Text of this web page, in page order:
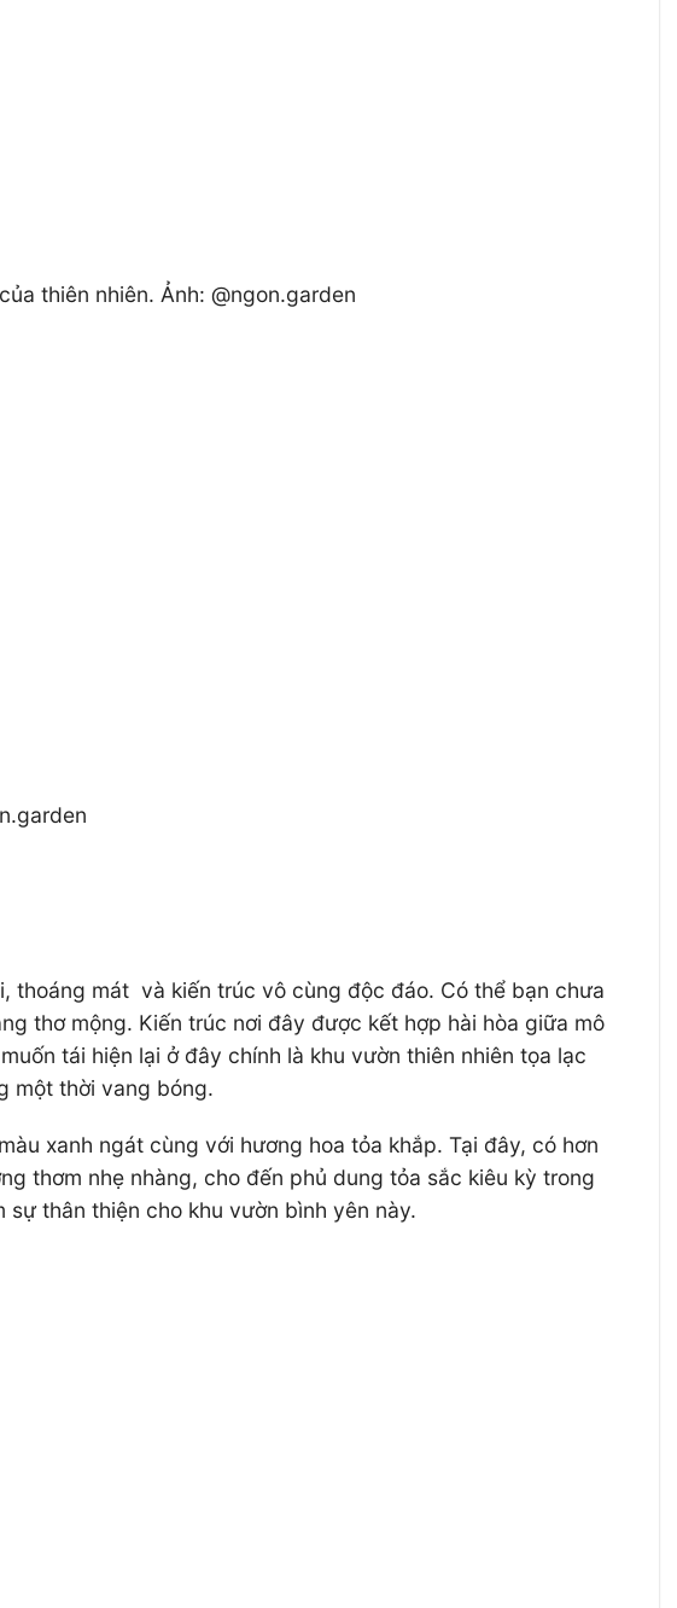
thiên nhiên. Ảnh: @ngon.garden
thoáng mát và kiến trúc vô cùng độc đáo. Có thể bạn chưa
thơ mộng. Kiến trúc nơi đây được kết hợp hài hòa giữa mô
tái hiện lại ở đây chính là khu vườn thiên nhiên tọa lạc
một thời vang bóng.
xanh ngát cùng với hương hoa tỏa khắp. Tại đây, có hơn
thơm nhẹ nhàng, cho đến phủ dung tỏa sắc kiêu kỳ trong
thân thiện cho khu vườn bình yên này.